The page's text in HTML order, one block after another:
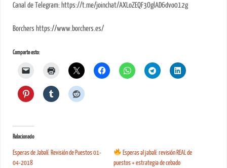
Canal de Telegram: https://t.me/joinchat/AXLoZEQF3OglAD6dvo012g
Borchers https://www.borchers.es/
Comparte esto:
Relacionado
Esperas de Jabalí. Revisión de Puestos 01-
04-2018
Esperas al jabalí: revisión REAL de
puestos + estrategia de cebado